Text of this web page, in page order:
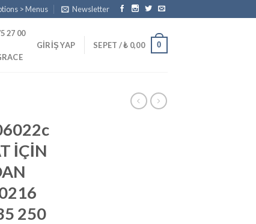
> Menus Newsletter
27 00
GIRIŞ YAP SEPET /₺ 0,00 0
İÇİN
250